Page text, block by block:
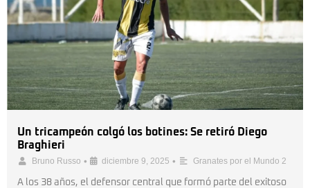
Un tricampeón colgó los botines: Se retiró Diego
Braghieri
Bruno Russo • diciembre 9, 2025 • Granates por el Mundo 2
A los 38 años, el defensor central que formó parte del exitoso